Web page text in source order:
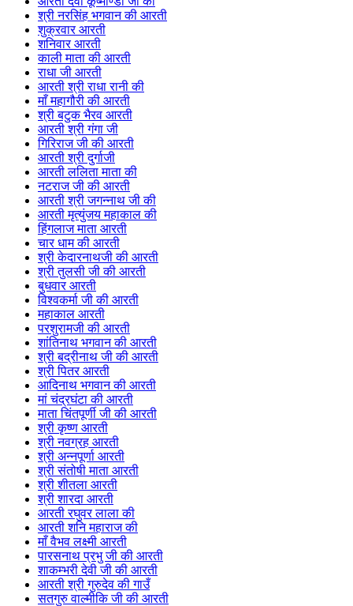
श्री नरसिंह भगवान की आरती
शुक्रवार आरती
शनिवार आरती
काली माता की आरती
राधा जी आरती
आरती श्री राधा रानी की
माँ महागौरी की आरती
श्री बटुक भैरव आरती
आरती श्री गंगा जी
गिरिराज जी की आरती
आरती श्री दुर्गाजी
आरती ललिता माता की
नटराज जी की आरती
आरती श्री जगन्नाथ जी की
आरती मृत्युंजय महाकाल की
हिंगलाज माता आरती
चार धाम की आरती
श्री केदारनाथजी की आरती
श्री तुलसी जी की आरती
बुधवार आरती
विश्वकर्मा जी की आरती
महाकाल आरती
परशुरामजी की आरती
शांतिनाथ भगवान की आरती
श्री बद्रीनाथ जी की आरती
श्री पितर आरती
आदिनाथ भगवान की आरती
मां चंद्रघंटा की आरती
माता चिंतपूर्णी जी की आरती
श्री कृष्ण आरती
श्री नवग्रह आरती
श्री अन्नपूर्णा आरती
श्री संतोषी माता आरती
श्री शीतला आरती
श्री शारदा आरती
आरती रघुवर लाला की
आरती शनि महाराज की
माँ वैभव लक्ष्मी आरती
पारसनाथ प्रभु जी की आरती
शाकम्भरी देवी जी की आरती
आरती श्री गुरुदेव की गाउँ
सतगुरु वाल्मीकि जी की आरती